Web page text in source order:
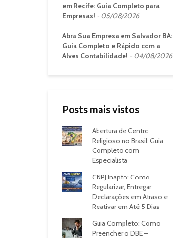
em Recife: Guia Completo para
Empresas!
05/08/2026
Abra Sua Empresa em Salvador BA:
Guia Completo e Rápido com a
Alves Contabilidade!
04/08/2026
Posts mais vistos
Abertura de Centro
Religioso no Brasil: Guia
Completo com
Especialista
CNPJ Inapto: Como
Regularizar, Entregar
Declarações em Atraso e
Reativar em Até 5 Dias
Guia Completo: Como
Preencher o DBE –